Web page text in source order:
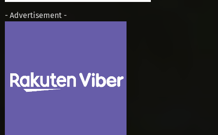
- Advertisement -